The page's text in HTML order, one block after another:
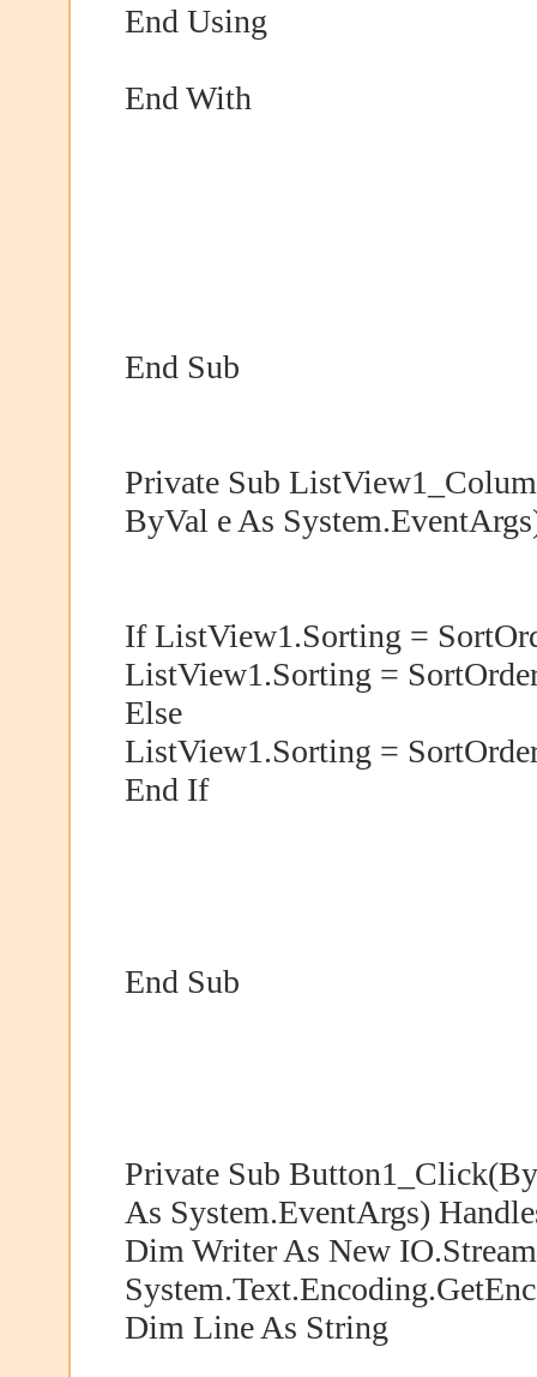
End Using
End With
End Sub
Private Sub
ByVal e As
If ListView1.Sorting =
ListView1.Sorting =
Else
ListView1.Sorting =
End If
End Sub
Private Sub
As System.EventArgs)
Dim Writer As New
Dim Line As String